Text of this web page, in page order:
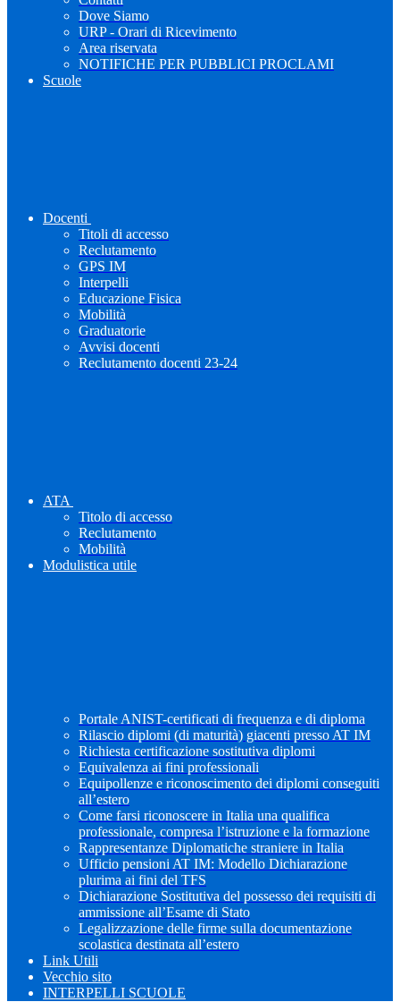
Dove Siamo
URP - Orari di Ricevimento
Area riservata
NOTIFICHE PER PUBBLICI PROCLAMI
Scuole
Docenti
Titoli di accesso
Reclutamento
GPS IM
Interpelli
Educazione Fisica
Mobilità
Graduatorie
Avvisi docenti
Reclutamento docenti 23-24
ATA
Titolo di accesso
Reclutamento
Mobilità
Modulistica utile
Portale ANIST-certificati di frequenza e di diploma
Rilascio diplomi (di maturità) giacenti presso AT IM
Richiesta certificazione sostitutiva diplomi
Equivalenza ai fini professionali
Equipollenze e riconoscimento dei diplomi conseguiti
all’estero
Come farsi riconoscere in Italia una qualifica
professionale, compresa l’istruzione e la formazione
Rappresentanze Diplomatiche straniere in Italia
Ufficio pensioni AT IM: Modello Dichiarazione
plurima ai fini del TFS
Dichiarazione Sostitutiva del possesso dei requisiti di
ammissione all’Esame di Stato
Legalizzazione delle firme sulla documentazione
scolastica destinata all’estero
Link Utili
Vecchio sito
INTERPELLI SCUOLE